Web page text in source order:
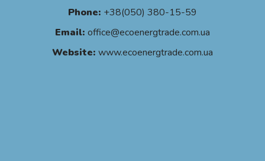
Phone: +38(050) 380-15-59
Email: office@ecoenergtrade.com.ua
Website: www.ecoenergtrade.com.ua